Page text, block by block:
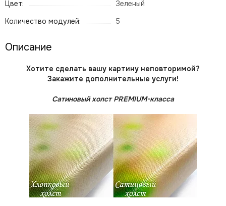
Цвет:
Зеленый
Количество модулей:
5
Описание
Хотите сделать вашу картину неповторимой?
Закажите дополнительные услуги!
Сатиновый холст PREMIUM-класса